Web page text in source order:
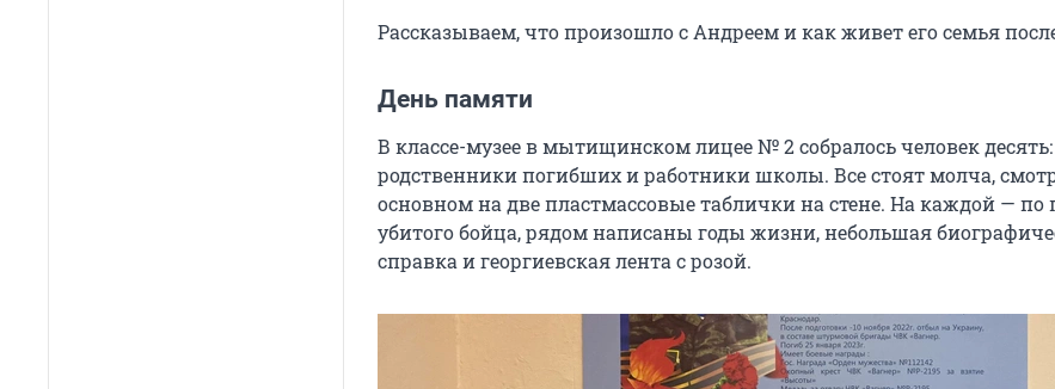
Рассказываем, что произошло с Андреем и как живет его семья
День памяти
В классе-музее в мытищинском лицее № 2 собралось человек
родственники погибших и работники школы. Все стоят молча,
основном на две пластмассовые таблички на стене. На каждой — по
убитого бойца, рядом написаны годы жизни, небольшая
справка и георгиевская лента с розой.